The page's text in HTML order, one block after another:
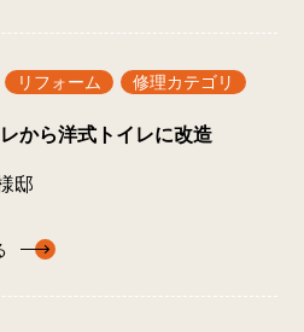
リフォーム 修理カテゴリ
から洋式トイレに改造
邸